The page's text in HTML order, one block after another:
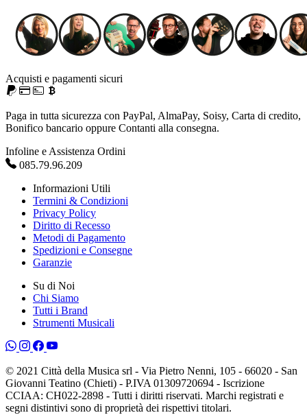
Acquisti e pagamenti sicuri
Paga in tutta sicurezza con PayPal, AlmaPay, Soisy, Carta di credito,
Bonifico bancario oppure Contanti alla consegna.
Infoline e Assistenza Ordini
085.79.96.209
Informazioni Utili
Termini & Condizioni
Privacy Policy
Diritto di Recesso
Metodi di Pagamento
Spedizioni e Consegne
Garanzie
Su di Noi
Chi Siamo
Tutti i Brand
Strumenti Musicali
© 2021 Città della Musica srl - Via Pietro Nenni, 105 - 66020 - San
Giovanni Teatino (Chieti) - P.IVA 01309720694 - Iscrizione
CCIAA: CH022-2898 - Tutti i diritti riservati. Marchi registrati e
segni distintivi sono di proprietà dei rispettivi titolari.